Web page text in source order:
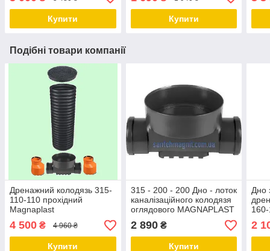
Купити Купити
Подібні товари компанії
Дренажний колодязь 315-
110-110 прохідний
Magnaplast
4 500 ₴ 4 960 ₴
Купити
315 - 200 - 200 Дно - лоток
каналізаційного колодязя
оглядового MAGNAPLAST
Ostendorf
2 890₴
Купити
Дно
2